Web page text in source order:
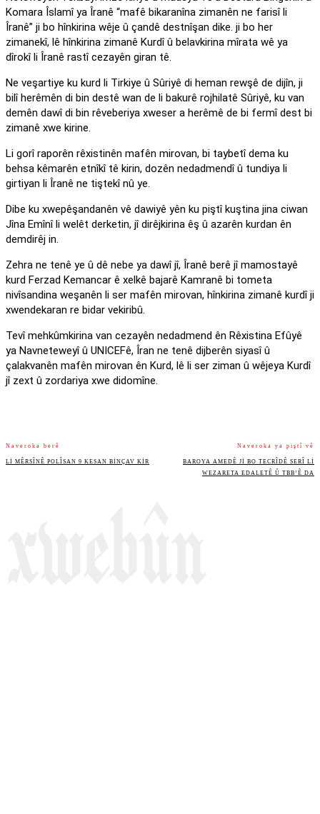
Komara Îslamî ya Îranê “mafê bikaranîna zimanên ne farisî li
Îranê” ji bo hînkirina wêje û çandê destnîşan dike. ji bo her
zimanekî, lê hînkirina zimanê Kurdî û belavkirina mîrata wê ya
dîrokî li Îranê rastî cezayên giran tê.
Ne veşartiye ku kurd li Tirkiye û Sûriyê di heman rewşê de dijîn, ji
bilî herêmên di bin destê wan de li bakurê rojhilatê Sûriyê, ku van
demên dawî di bin rêveberiya xweser a herêmê de bi fermî dest bi
zimanê xwe kirine.
Li gorî raporên rêxistinên mafên mirovan, bi taybetî dema ku
behsa kêmarên etnîkî tê kirin, dozên nedadmendî û tundiya li
girtiyan li Îranê ne tiştekî nû ye.
Dibe ku xwepêşandanên vê dawiyê yên ku piştî kuştina jina ciwan
Jîna Emînî li welêt derketin, jî dirêjkirina êş û azarên kurdan ên
demdirêj in.
Zehra ne tenê ye û dê nebe ya dawî jî, Îranê berê jî mamostayê
kurd Ferzad Kemancar ê xelkê bajarê Kamranê bi tometa
nivîsandina weşanên li ser mafên mirovan, hînkirina zimanê kurdî ji
xwendekaran re bidar vekiribû.
Tevî mehkûmkirina van cezayên nedadmend ên Rêxistina Efûyê
ya Navneteweyî û UNICEFê, Îran ne tenê dijberên siyasî û
çalakvanên mafên mirovan ên Kurd, lê li ser ziman û wêjeya Kurdî
jî zext û zordariya xwe didomîne.
Naveroka berê
LI MÊRSÎNÊ POLÎSAN 9 KESAN BINÇAV KIR
Naveroka ya piştî vê
BAROYA AMEDÊ JI BO TECRÎDÊ SERÎ LI
WEZARETA EDALETÊ Û TBB’Ê DA